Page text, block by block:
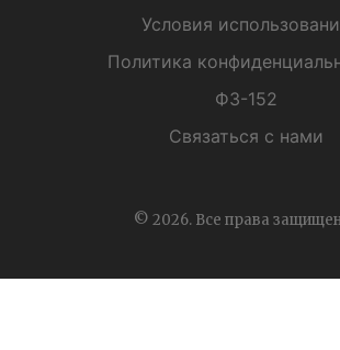
Условия
Политика
ФЗ-152
Связаться с нами
© 2026. Все права